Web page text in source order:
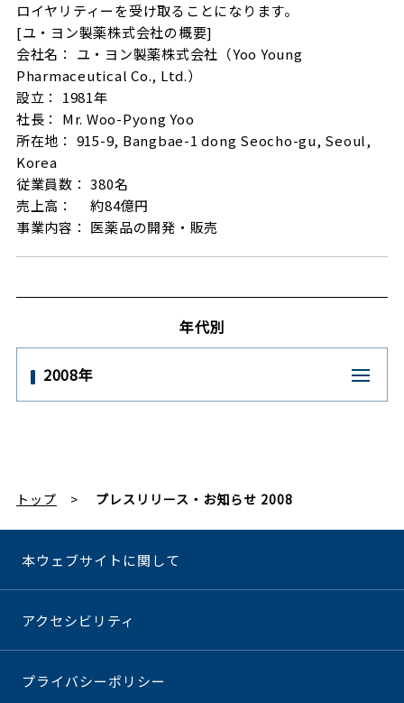
ロイヤリティーを受け取ることになります。
[ユ・ヨン製薬株式会社の概要]
会社名： ユ・ヨン製薬株式会社（Yoo Young
Pharmaceutical Co., Ltd.）
設立： 1981年
社長： Mr. Woo-Pyong Yoo
所在地： 915-9, Bangbae-1 dong Seocho-gu, Seoul,
Korea
従業員数： 380名
売上高： 約84億円
事業内容： 医薬品の開発・販売
年代別
2008年
トップ プレスリリース・お知らせ 2008
本ウェブサイトに関して
アクセシビリティ
プライバシーポリシー